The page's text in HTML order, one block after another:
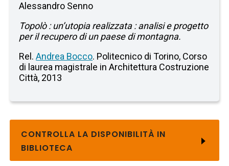
Alessandro Senno
Topolò : un’utopia realizzata : analisi e progetto
per il recupero di un paese di montagna.
Rel.Andrea Bocco. Politecnico di Torino, Corso
di laurea magistrale in Architettura Costruzione
Città, 2013
CONTROLLA LA DISPONIBILITÀ IN
BIBLIOTECA